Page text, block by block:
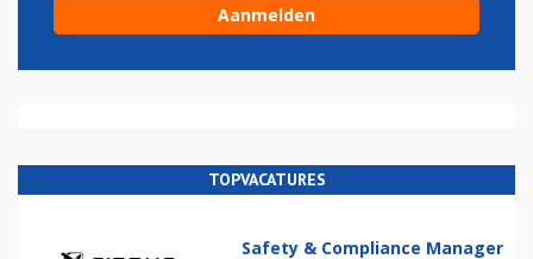
TOPVACATURES
Safety & Compliance Manager